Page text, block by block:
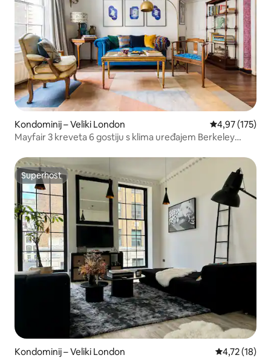
Kondominij – Veliki London Prosječna
4,97 (175)
Mayfair 3 kreveta 6 gostiju s klima uređajem Berkeley
Superhost
Superhost
Kondominij – Veliki London Prosječna
4,72 (18)